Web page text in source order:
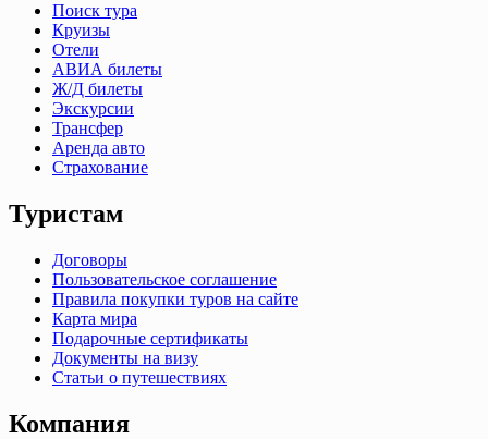
Поиск тура
Круизы
Отели
АВИА билеты
Ж/Д билеты
Экскурсии
Трансфер
Аренда авто
Страхование
Туристам
Договоры
Пользовательское соглашение
Правила покупки туров на сайте
Карта мира
Подарочные сертификаты
Документы на визу
Статьи о путешествиях
Компания